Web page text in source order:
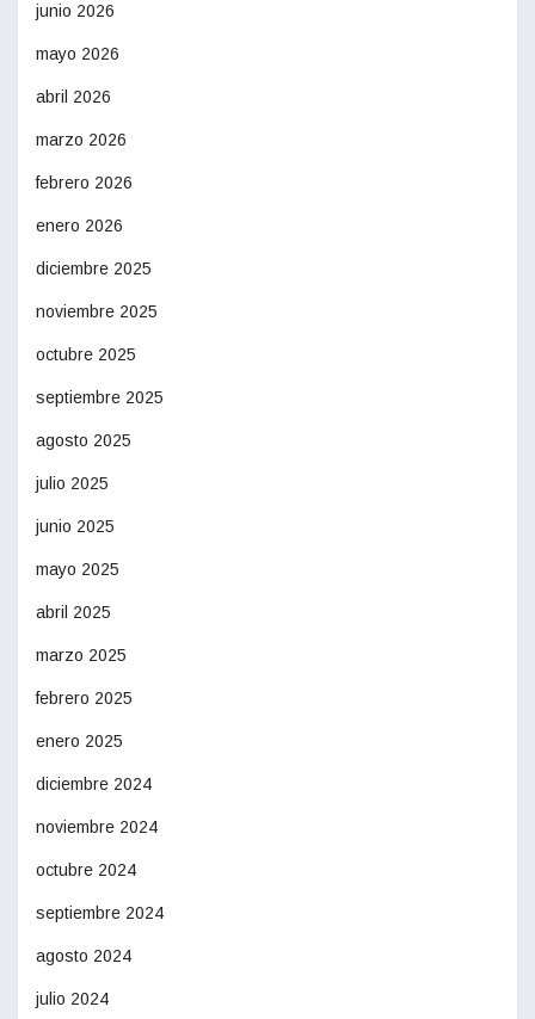
junio 2026
mayo 2026
abril 2026
marzo 2026
febrero 2026
enero 2026
diciembre 2025
noviembre 2025
octubre 2025
septiembre 2025
agosto 2025
julio 2025
junio 2025
mayo 2025
abril 2025
marzo 2025
febrero 2025
enero 2025
diciembre 2024
noviembre 2024
octubre 2024
septiembre 2024
agosto 2024
julio 2024